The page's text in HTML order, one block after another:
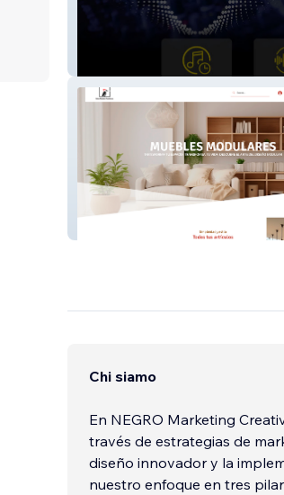
Zhalomix Editions
Cubo Muebles Modular
Chi siamo
En NEGRO Marketing
través de estrategias de
diseño innovador y la
nuestro enfoque en tres